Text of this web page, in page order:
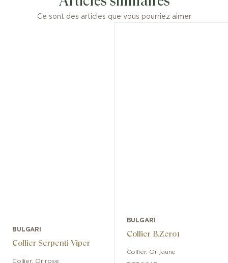
artisanale de leur fabrication.
Ce sont des articles que vous pourriez aimer
BULGARI
Collier Serpenti Viper
Collier, Or rose
BULGARI
Collier B.Zero1
Collier, Or jaune